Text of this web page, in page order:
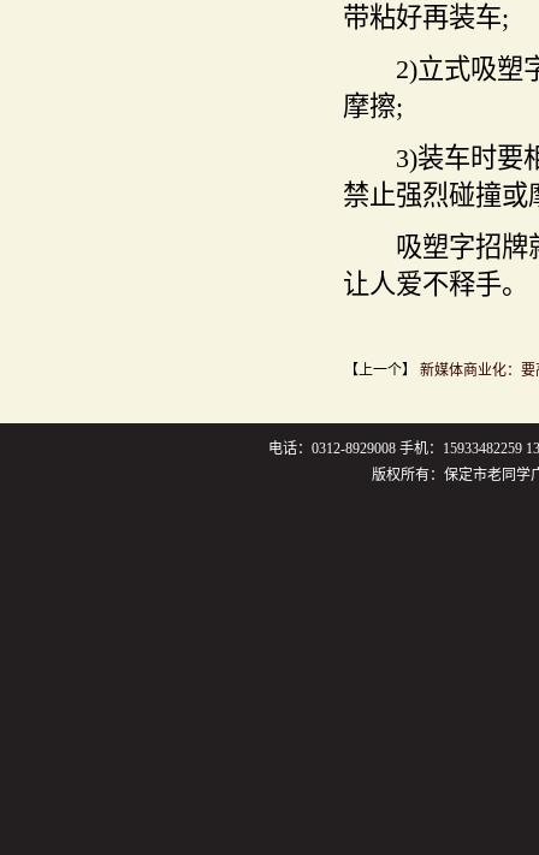
带粘好再装车;
2)立式吸塑字
摩擦;
3)装车时要相
禁止强烈碰撞或
吸塑字招牌就
让人爱不释手。
【上一个】 新媒体商业化：
电话：0312-8929008 手机：15933482259
版权所有：保定市老同学